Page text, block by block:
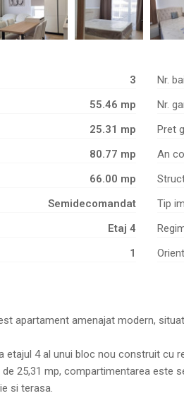
3
55.46 mp
25.31 mp
80.77 mp
66.00 mp
Semidecomandat
Etaj 4
1
Nr.
Nr.
Pret
An
Tip
apartament amenajat modern,
4 al unui bloc nou construit cu
25,31 mp, compartimentarea este
si terasa.